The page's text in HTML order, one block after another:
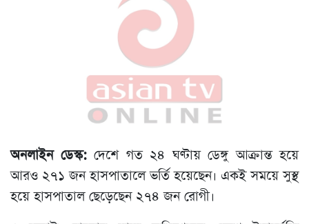
অনলাইন ডেস্ক: দেশে গত ২৪ ঘণ্টায় ডেঙ্গু আক্রান্ত হয়ে
আরও ২৭১ জন হাসপাতালে ভর্তি হয়েছেন। একই সময়ে সুস্থ
হয়ে হাসপাতাল ছেড়েছেন ২৭৪ জন রোগী।